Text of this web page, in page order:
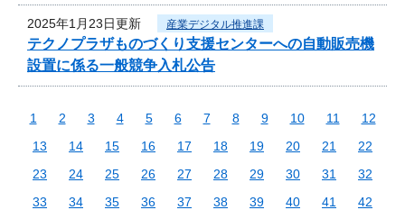
2025年1月23日更新 産業デジタル推進課
テクノプラザものづくり支援センターへの自動販売機
設置に係る一般競争入札公告
1 2 3 4 5 6 7 8 9 10 11
12
13
14 15 16 17 18 19 20 21
22
23
24 25 26 27 28 29 30 31
32
33
34 35 36 37 38 39 40 41
42